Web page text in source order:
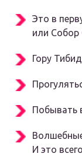
Это в
или Собор
Гору
Побывать
И это